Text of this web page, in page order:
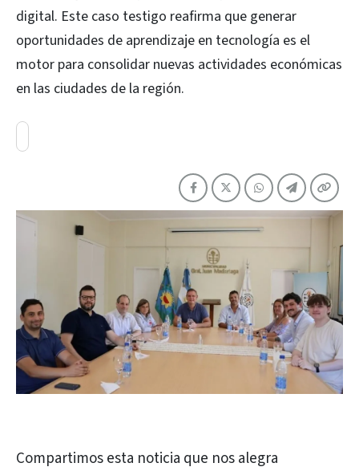
digital. Este caso testigo reafirma que generar
oportunidades de aprendizaje en tecnología es el
motor para consolidar nuevas actividades económicas
en las ciudades de la región.
Compartimos esta noticia que nos alegra